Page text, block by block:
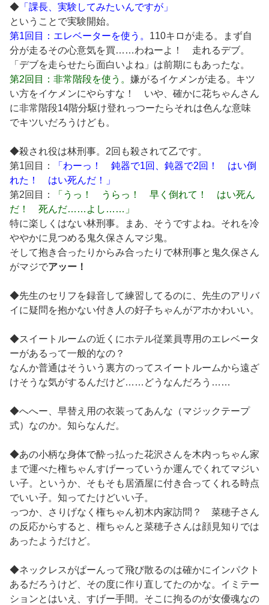
◆ 「課長、実験してみたいんですが」
ということで実験開始。
第1回目：エレベーターを使う。 110キロが走る。まず自
分が走るその心意気を買……わねーよ！ 走れるデブ。
「デブを走らせたら面白いよね」は前期にもあったな。
第2回目：非常階段を使う。 嫌がるイケメンが走る。キツ
い方をイケメンにやらすな！ いや、確かに花ちゃんさん
に非常階段14階分駆け登れっつーたらそれは色んな意味
でキツいだろうけども。
◆殺され役は林刑事。2回も殺されて乙です。
第1回目：
「わーっ！ 鈍器で1回、鈍器で2回！ はい倒
れた！ はい死んだ！」
第2回目：
「うっ！ うらっ！ 早く倒れて！ はい死ん
だ！ 死んだ……よし……」
特に楽しくはない林刑事。まあ、そうですよね。それを冷
ややかに見つめる鬼久保さんマジ鬼。
そして抱き合ったりからみ合ったりで林刑事と鬼久保さん
がマジでアッー！
◆先生のセリフを録音して練習してるのに、先生のアリバ
イに疑問を抱かない付き人の好子ちゃんがアホかわいい。
◆スイートルームの近くにホテル従業員専用のエレベータ
ーがあるって一般的なの？
なんか普通はそういう裏方のってスイートルームから遠ざ
けそうな気がするんだけど……どうなんだろう……
◆へへー、早替え用の衣装ってあんな（マジックテープ
式）なのか。知らなんだ。
◆あの小柄な身体で酔っ払った花沢さんを木内っちゃん家
まで運べた権ちゃんすげーっていうか運んでくれてマジい
い子。というか、そもそも居酒屋に付き合ってくれる時点
でいい子。知ってたけどいい子。
っつか、さりげなく権ちゃん初木内家訪問？ 菜穂子さん
の反応からすると、権ちゃんと菜穂子さんは顔見知りでは
あったようだけど。
◆ネックレスがぱーんって飛び散るのは確かにインパクト
あるだろうけど、その度に作り直してたのかな。イミテー
ションとはいえ、すげー手間。そこに拘るのが女優魂なの